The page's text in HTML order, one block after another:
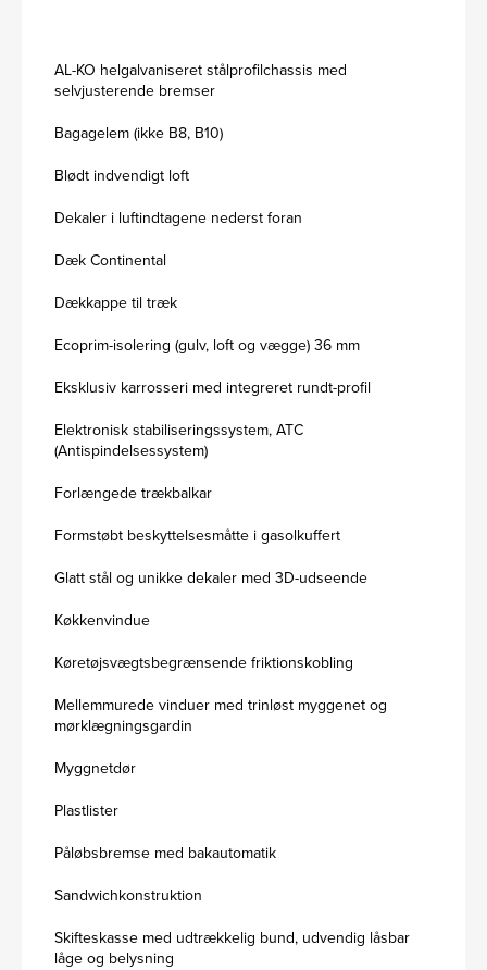
AL-KO helgalvaniseret stålprofilchassis med
selvjusterende bremser
Bagagelem (ikke B8, B10)
Blødt indvendigt loft
Dekaler i luftindtagene nederst foran
Dæk Continental
Dækkappe til træk
Ecoprim-isolering (gulv, loft og vægge) 36 mm
Eksklusiv karrosseri med integreret rundt-profil
Elektronisk stabiliseringssystem, ATC
(Antispindelsessystem)
Forlængede trækbalkar
Formstøbt beskyttelsesmåtte i gasolkuffert
Glatt stål og unikke dekaler med 3D-udseende
Køkkenvindue
Køretøjsvægtsbegrænsende friktionskobling
Mellemmurede vinduer med trinløst myggenet og
mørklægningsgardin
Myggnetdør
Plastlister
Påløbsbremse med bakautomatik
Sandwichkonstruktion
Skifteskasse med udtrækkelig bund, udvendig låsbar
låge og belysning